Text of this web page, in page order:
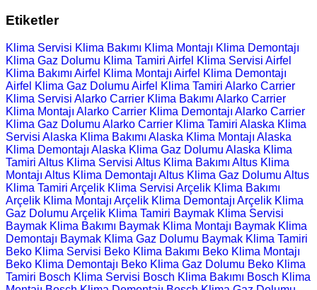
Etiketler
Klima Servisi Klima Bakımı Klima Montajı Klima Demontajı
Klima Gaz Dolumu Klima Tamiri Airfel Klima Servisi Airfel
Klima Bakımı Airfel Klima Montajı Airfel Klima Demontajı
Airfel Klima Gaz Dolumu Airfel Klima Tamiri Alarko Carrier
Klima Servisi Alarko Carrier Klima Bakımı Alarko Carrier
Klima Montajı Alarko Carrier Klima Demontajı Alarko Carrier
Klima Gaz Dolumu Alarko Carrier Klima Tamiri Alaska Klima
Servisi Alaska Klima Bakımı Alaska Klima Montajı Alaska
Klima Demontajı Alaska Klima Gaz Dolumu Alaska Klima
Tamiri Altus Klima Servisi Altus Klima Bakımı Altus Klima
Montajı Altus Klima Demontajı Altus Klima Gaz Dolumu Altus
Klima Tamiri Arçelik Klima Servisi Arçelik Klima Bakımı
Arçelik Klima Montajı Arçelik Klima Demontajı Arçelik Klima
Gaz Dolumu Arçelik Klima Tamiri Baymak Klima Servisi
Baymak Klima Bakımı Baymak Klima Montajı Baymak Klima
Demontajı Baymak Klima Gaz Dolumu Baymak Klima Tamiri
Beko Klima Servisi Beko Klima Bakımı Beko Klima Montajı
Beko Klima Demontajı Beko Klima Gaz Dolumu Beko Klima
Tamiri Bosch Klima Servisi Bosch Klima Bakımı Bosch Klima